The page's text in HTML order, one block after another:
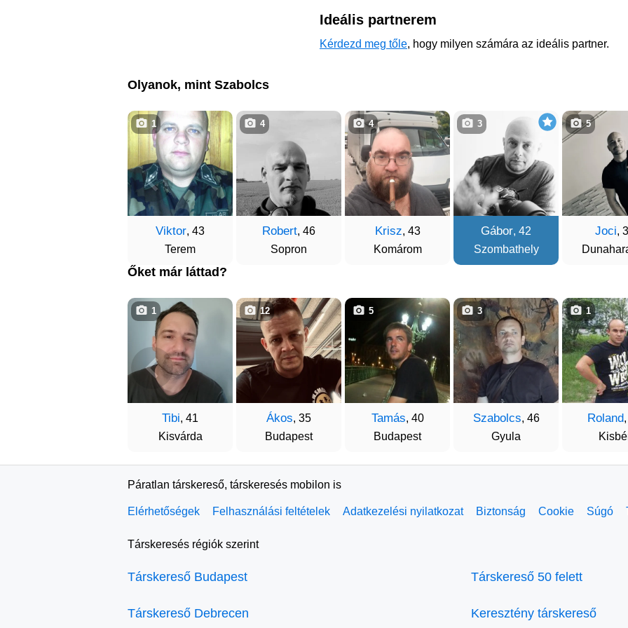
Ideális partnerem
Kérdezd meg tőle, hogy milyen számára az ideális partner.
Olyanok, mint Szabolcs
Viktor, 43
Terem
1
Robert, 46
Sopron
4
Krisz, 43
Komárom
4
Gábor, 42
Szombathely
3
Joci,
5
Őket már láttad?
Tibi, 41
Kisvárda
1
Ákos, 35
Budapest
12
Tamás, 40
Budapest
5
Szabolcs, 46
Gyula
3
Roland
1
Páratlan társkereső, társkeresés mobilon is
Elérhetőségek Felhasználási feltételek Adatkezelési nyilatkozat Biztonság Cookie Súgó
Társkeresés régiók szerint
Társkereső Budapest
Társkereső Debrecen
Társkereső 50 felett
Keresztény társkereső